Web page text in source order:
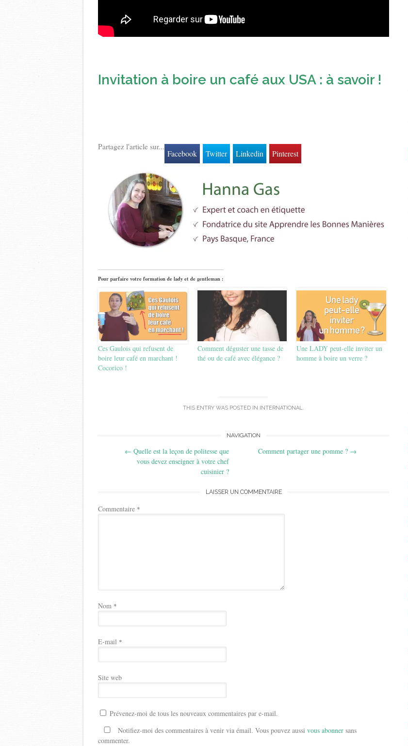
Invitation à boire un café aux USA : à savoir !
Partagez l'article sur...
Facebook Twitter Linkedin Pinterest
Pour parfaire votre formation de lady et de gentleman :
Ces Gaulois qui refusent de
boire leur café en marchant !
Cocorico !
Comment déguster une tasse de
thé ou de café avec élégance ?
Une LADY peut-elle inviter un
homme à boire un verre ?
THIS ENTRY WAS POSTED IN INTERNATIONAL.
navigation
NAVIGATION
← Quelle est la leçon de politesse que
vous devez enseigner à votre chef
cuisinier ?
Comment partager une pomme ? →
LAISSER UN COMMENTAIRE
Commentaire *
Nom *
E-mail *
Site web
Prévenez-moi de tous les nouveaux commentaires par e-mail.
Notifiez-moi des commentaires à venir via émail. Vous pouvez aussi vous abonner sans
commenter.